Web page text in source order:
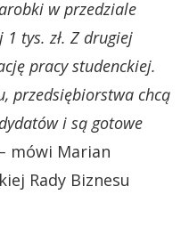
w przedziale
1 tys. zł. Z drugiej
pracy studenckiej.
przedsiębiorstwa chcą
i są gotowe
mówi Marian
Rady Biznesu